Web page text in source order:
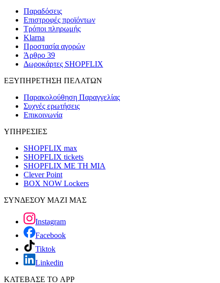
Παραδόσεις
Επιστροφές προϊόντων
Τρόποι πληρωμής
Klarna
Προστασία αγορών
Άρθρο 39
Δωροκάρτες SHOPFLIX
ΕΞΥΠΗΡΕΤΗΣΗ ΠΕΛΑΤΩΝ
Παρακολούθηση Παραγγελίας
Συχνές ερωτήσεις
Επικοινωνία
ΥΠΗΡΕΣΙΕΣ
SHOPFLIX max
SHOPFLIX tickets
SHOPFLIX ΜΕ ΤΗ ΜΙΑ
Clever Point
BOX NOW Lockers
ΣΥΝΔΕΣΟΥ ΜΑΖΙ ΜΑΣ
Instagram
Facebook
Tiktok
Linkedin
ΚΑΤΕΒΑΣΕ ΤΟ APP